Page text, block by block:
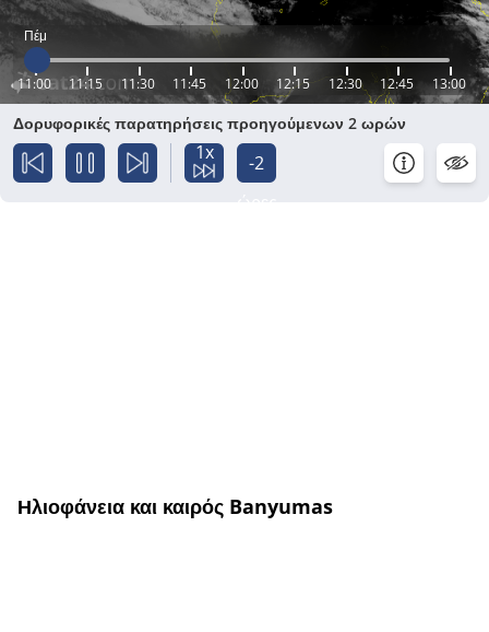
Πέμ
11:00 11:15 11:30 11:45 12:00 12:15 12:30 12:45 13:00
Δορυφορικές παρατηρήσεις προηγούμενων 2 ωρών
1x
-2
Ηλιοφάνεια και καιρός Banyumas